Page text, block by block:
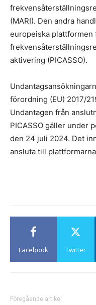
(MARI). Den andra
europeiska plattformen
aktivering (PICASSO).
förordning (EU) 2017/
Undantagen från
PICASSO gäller under
den 24 juli 2024. Det
ansluta till
Facebook Twitter
Föregående artikel